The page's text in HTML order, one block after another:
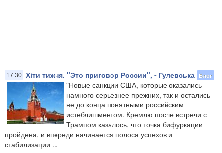
17:30 Хіти тижня. "Это приговор России", - Гулевська Блог
"Новые санкции США, которые оказались
намного серьезнее прежних, так и остались
не до конца понятными российским
истеблишментом. Кремлю после встречи с
Трампом казалось, что точка бифуркации
пройдена, и впереди начинается полоса успехов и
стабилизации ...